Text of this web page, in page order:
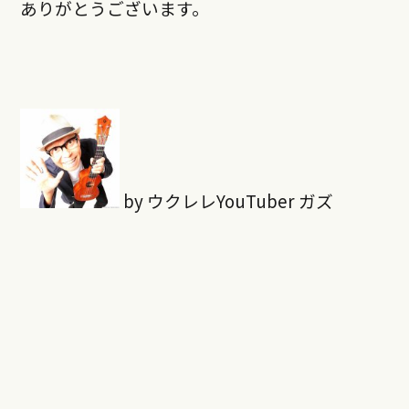
ありがとうございます。
by ウクレレYouTuber ガズ